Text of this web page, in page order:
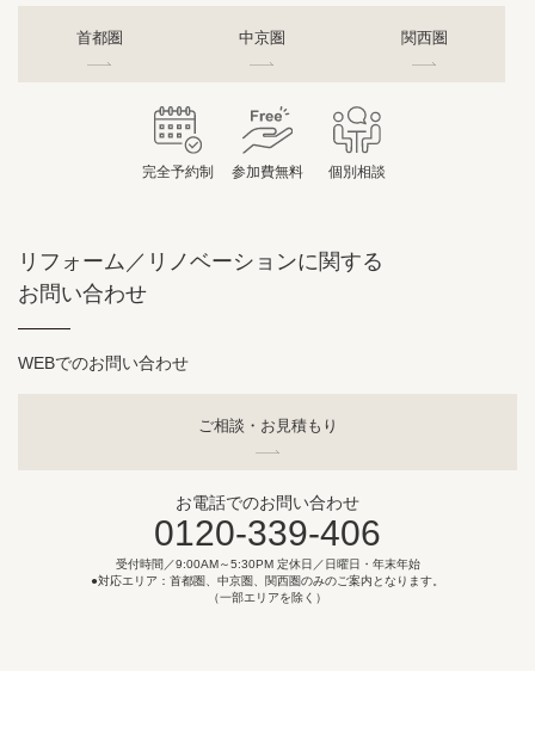
首都圏 中京圏 関西圏
完全予約制 参加費無料 個別相談
リフォーム／リノベーションに関する
お問い合わせ
WEBでのお問い合わせ
ご相談・お見積もり
お電話でのお問い合わせ
0120-339-406
受付時間／9:00AM～5:30PM 定休日／日曜日・年末年始
●対応エリア：首都圏、中京圏、関西圏のみのご案内となります。
（一部エリアを除く）